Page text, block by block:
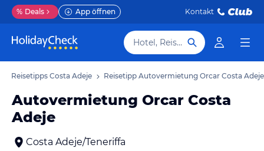
% Deals App öffnen Kontakt
Hotel, Reiseziel
Reisetipps Costa Adeje Reisetipp Autovermietung Orcar Costa Adeje
Autovermietung Orcar Costa
Adeje
Costa Adeje/Teneriffa